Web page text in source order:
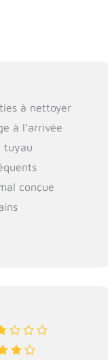
à nettoyer
à l’arrivée
tuyau
conçue